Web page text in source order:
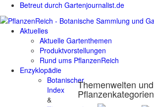
Betreut durch Gartenjournalist.de
Aktuelles
Aktuelle Gartenthemen
Produktvorstellungen
Rund ums PflanzenReich
Enzyklopädie
Botanischer
Index
&
Themenwelten und
Pflanzenkategorien